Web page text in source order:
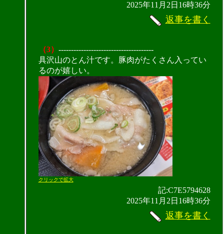
2025年11月2日16時36分
返事を書く
（3） --------------------------------------
具沢山のとん汁です。豚肉がたくさん入ってい
るのが嬉しい。
クリックで拡大
記:C7E5794628
2025年11月2日16時36分
返事を書く